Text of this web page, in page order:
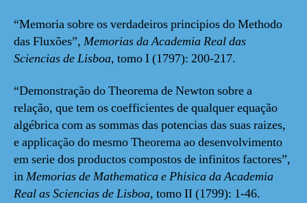
“Memoria sobre os verdadeiros principios do Methodo
das Fluxões”, Memorias da Academia Real das
Sciencias de Lisboa, tomo I (1797): 200-217.
“Demonstração do Theorema de Newton sobre a
relação, que tem os coefficientes de qualquer equação
algébrica com as sommas das potencias das suas raizes,
e applicação do mesmo Theorema ao desenvolvimento
em serie dos productos compostos de infinitos factores”,
inMemorias de Mathematica e Phisica da Academia
Real as Sciencias de Lisboa, tomo II (1799): 1-46.